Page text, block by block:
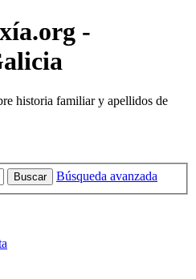
-
historia familiar y apellidos de
Buscar Búsqueda avanzada